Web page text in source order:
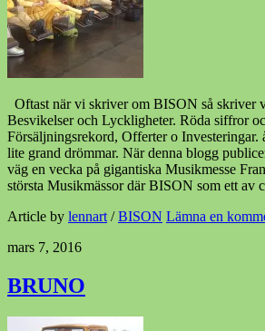
Oftast när vi skriver om BISON så skriver
Besvikelser och Lyckligheter. Röda siffror
Försäljningsrekord, Offerter o Investeringar.
lite grand drömmar. När denna blogg
väg en vecka på gigantiska Musikmesse
största Musikmässor där BISON som ett av
Article by lennart /BISON Lämna en
mars 7, 2016
BRUNO